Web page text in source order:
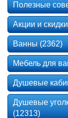
Полезные
Акции и
Ванны (2362)
Мебель для
Душевые
Душевые
(12313)